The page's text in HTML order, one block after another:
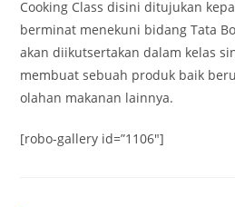
Cooking Class disini ditujukan
berminat menekuni bidang Tata
akan diikutsertakan dalam kelas
membuat sebuah produk baik
olahan makanan lainnya.
[robo-gallery id=”1106″]